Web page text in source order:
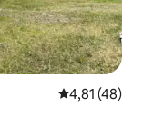
Povprečna
4,81 (48)